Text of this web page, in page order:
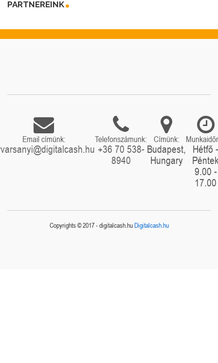
PARTNEREINK
Email címünk: Telefonszámunk:
+36 70 538-
8940
Címünk:
Budapest,
Hungary
Hétfő -
9.00 -
17.00
Copyrights © 2017 - digitalcash.huDigitalcash.hu